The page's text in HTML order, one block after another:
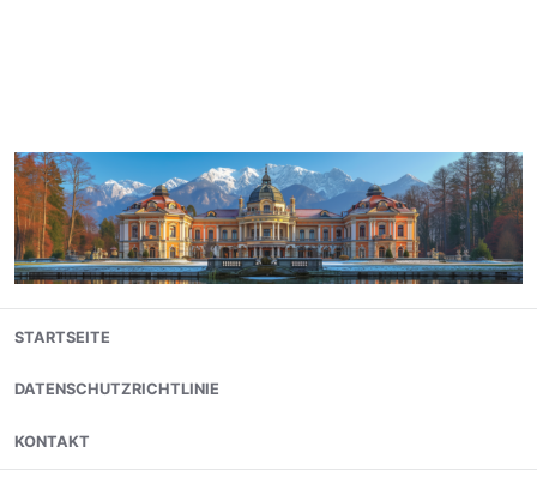
Skip
content
STARTSEITE
DATENSCHUTZRICHTLINIE
KONTAKT